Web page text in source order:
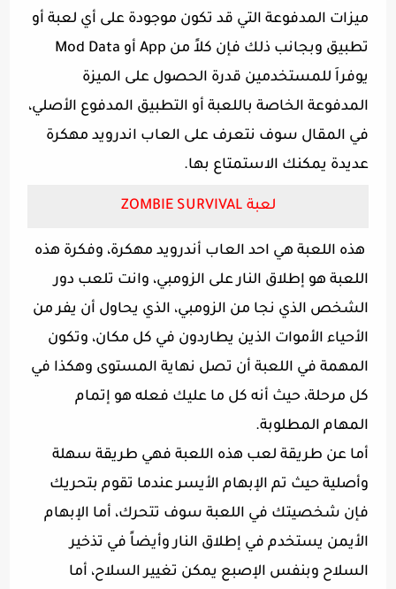
ميزات المدفوعة التي قد تكون موجودة على أي لعبة أو
تطبيق وبجانب ذلك فإن كلاً من App أو Mod Data
يوفراَ للمستخدمين قدرة الحصول على الميزة
المدفوعة الخاصة باللعبة أو التطبيق المدفوع الأصلي،
في المقال سوف نتعرف على العاب اندرويد مهكرة
عديدة يمكنك الاستمتاع بها.
لعبة ZOMBIE SURVIVAL
هذه اللعبة هي احد العاب أندرويد مهكرة، وفكرة هذه
اللعبة هو إطلاق النار على الزومبي، وانت تلعب دور
الشخص الذي نجا من الزومبي، الذي يحاول أن يفر من
الأحياء الأموات الذين يطاردون في كل مكان، وتكون
المهمة في اللعبة أن تصل نهاية المستوى وهكذا في
كل مرحلة، حيث أنه كل ما عليك فعله هو إتمام
المهام المطلوبة.
أما عن طريقة لعب هذه اللعبة فهي طريقة سهلة
وأصلية حيث تم الإبهام الأيسر عندما تقوم بتحريك
فإن شخصيتك في اللعبة سوف تتحرك، أما الإبهام
الأيمن يستخدم في إطلاق النار وأيضاً في تذخير
السلاح وبنفس الإصبع يمكن تغيير السلاح، أما